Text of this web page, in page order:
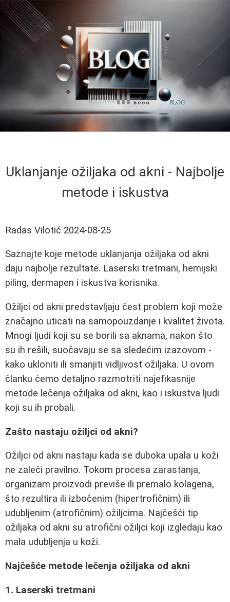
Uklanjanje ožiljaka od akni - Najbolje
metode i iskustva
Radas Vilotić 2024-08-25
Saznajte koje metode uklanjanja ožiljaka od akni
daju najbolje rezultate. Laserski tretmani, hemijski
piling, dermapen i iskustva korisnika.
Ožiljci od akni predstavljaju čest problem koji može
značajno uticati na samopouzdanje i kvalitet života.
Mnogi ljudi koji su se borili sa aknama, nakon što
su ih rešili, suočavaju se sa sledećim izazovom -
kako ukloniti ili smanjiti vidljivost ožiljaka. U ovom
članku ćemo detaljno razmotriti najefikasnije
metode lečenja ožiljaka od akni, kao i iskustva ljudi
koji su ih probali.
Zašto nastaju ožiljci od akni?
Ožiljci od akni nastaju kada se duboka upala u koži
ne zaleči pravilno. Tokom procesa zarastanja,
organizam proizvodi previše ili premalo kolagena,
što rezultira ili izbočenim (hipertrofičnim) ili
udubljenim (atrofičnim) ožiljcima. Najčešći tip
ožiljaka od akni su atrofični ožiljci koji izgledaju kao
mala udubljenja u koži.
Najčešće metode lečenja ožiljaka od akni
1. Laserski tretmani